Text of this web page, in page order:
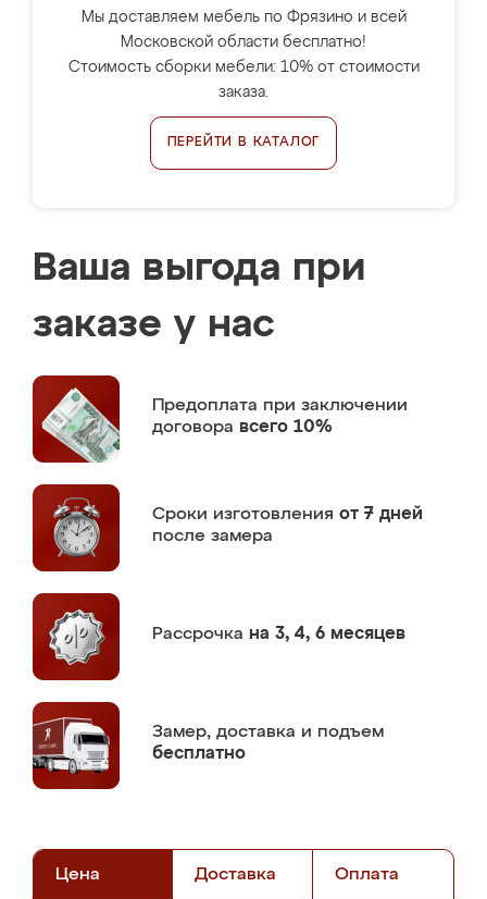
Мы доставляем мебель по Фрязино и всей
Московской области бесплатно!
Стоимость сборки мебели: 10% от стоимости
заказа.
ПЕРЕЙТИ В КАТАЛОГ
Ваша выгода при
заказе у нас
Предоплата при заключении
договора всего 10%
Сроки изготовления от 7 дней
после замера
Рассрочка на 3, 4, 6 месяцев
Замер, доставка и подъем
бесплатно
Цена Доставка Оплата